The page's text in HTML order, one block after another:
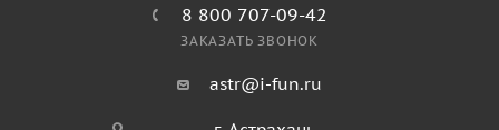
8 800 707-09-42
ЗАКАЗАТЬ ЗВОНОК
astr@i-fun.ru